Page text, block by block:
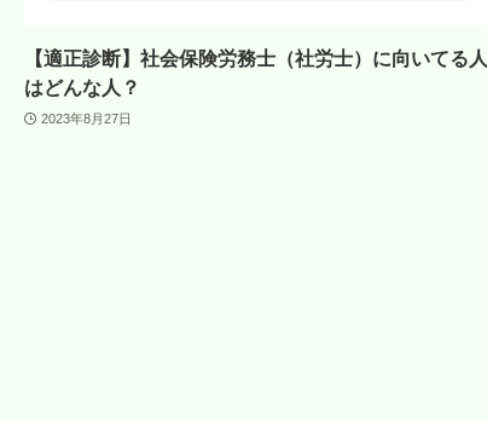
【適正診断】社会保険労務士（社労士）に向いてる人
はどんな人？
2023年8月27日